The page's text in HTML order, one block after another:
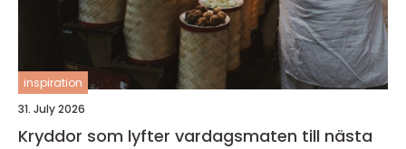
inspiration
31. July 2026
Kryddor som lyfter vardagsmaten till nästa